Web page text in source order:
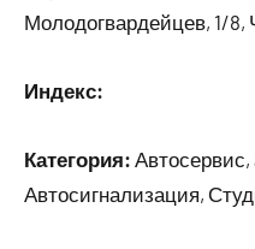
Молодогвардейцев, 1/8,
Индекс:
Категория: Автосервис,
Автосигнализация,